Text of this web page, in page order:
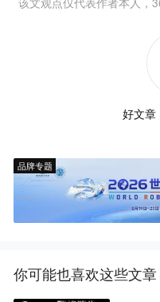
好文章
品牌专题
你可能也喜欢这些文章